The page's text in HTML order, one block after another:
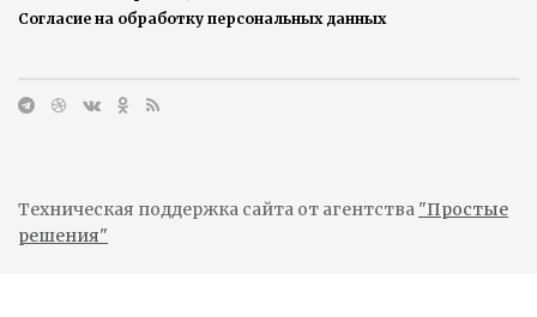
Согласие на обработку персональных данных
Техническая поддержка сайта от агентства "Простые
решения"